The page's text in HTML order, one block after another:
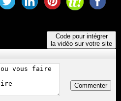
Code pour intégrer
la vidéo sur votre site
Commenter